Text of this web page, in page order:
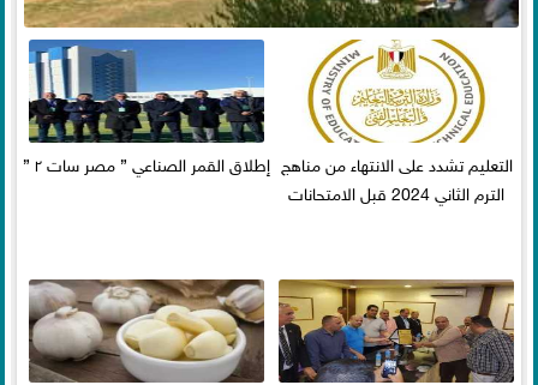
التعليم تشدد على الانتهاء من مناهج
الترم الثاني 2024 قبل الامتحانات
إطلاق القمر الصناعي ” مصر سات ٢ ”